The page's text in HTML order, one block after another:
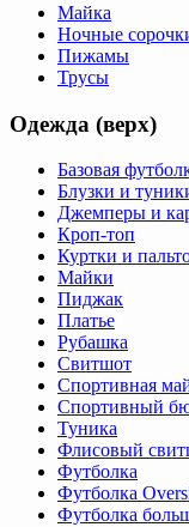
Майка
Ночные
Пижамы
Трусы
Одежда (верх)
Базовая
Блузки и
Джемперы и
Кроп-топ
Куртки и
Майки
Пиджак
Платье
Рубашка
Свитшот
Спортивная
Спортивный
Туника
Флисовый
Футболка
Футболка
Футболка